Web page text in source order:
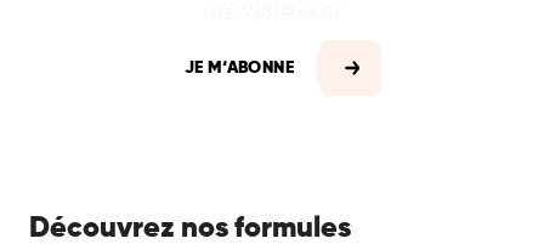
JE M‘ABONNE
Découvrez nos formules